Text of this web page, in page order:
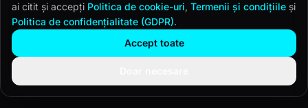
ai citit și accepți Politica de cookie-uri, Termenii și condițiile și
Politica de confidențialitate (GDPR).
Accept toate